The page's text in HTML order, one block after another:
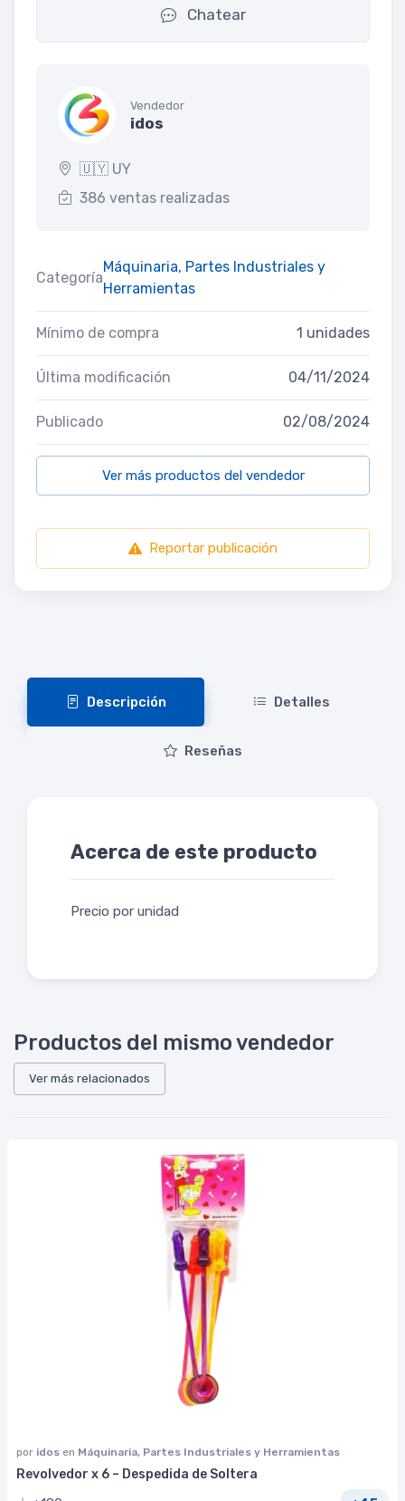
Chatear
Vendedor
idos
🇺🇾 UY
386 ventas realizadas
Categoría
Máquinaria, Partes Industriales y
Herramientas
Mínimo de compra 1 unidades
Última modificación 04/11/2024
Publicado 02/08/2024
Ver más productos del vendedor
Reportar publicación
Descripción Detalles
Reseñas
Acerca de este producto
Precio por unidad
Productos del mismo vendedor
Ver más relacionados
por idos en Máquinaria, Partes Industriales y Herramientas
Revolvedor x 6 – Despedida de Soltera